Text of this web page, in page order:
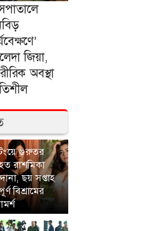
জিয়া,
অবস্থা
গুরুতর
রাশমিকা
ছয় সপ্তাহ
বিশ্রামের